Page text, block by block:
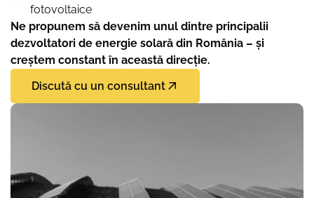
fotovoltaice
Ne propunem să devenim unul dintre principalii
dezvoltatori de energie solară din România – și
creștem constant în această direcție.
Discută cu un consultant